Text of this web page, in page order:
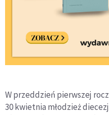
W przeddzień pierwszej
30 kwietnia młodzież